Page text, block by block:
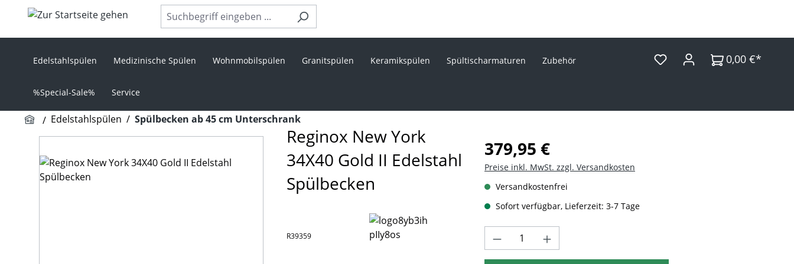
Hauptinhalt springen
Zur Suche springen
Zur Hauptnavigation springen
Edelstahlspülen Medizinische Spülen Wohnmobilspülen Granitspülen Keramikspülen Spültischarmaturen Zubehör
%Special-Sale% Service
0,00 €*
Edelstahlspülen / Spülbecken ab 45 cm Unterschrank
Reginox New York
34X40 Gold II Edelstahl
Spülbecken
R39359
Regulärer Preis:
379,95 €
Preise inkl. MwSt. zzgl. Versandkosten
Versandkostenfrei
Sofort verfügbar, Lieferzeit: 3-7 Tage
Produkt Anzahl: Gib den gewünschten Wert